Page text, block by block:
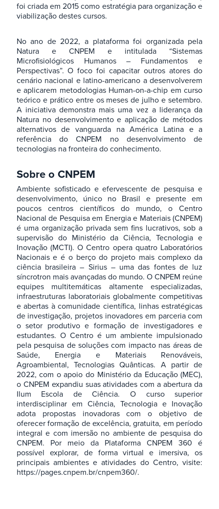
foi criada em 2015 como estratégia para organização e
viabilização destes cursos.
No ano de 2022, a plataforma foi organizada pela
Natura e CNPEM e intitulada “Sistemas
Microfisiológicos Humanos – Fundamentos e
Perspectivas”. O foco foi capacitar outros atores do
cenário nacional e latino-americano a desenvolverem
e aplicarem metodologias Human-on-a-chip em curso
teórico e prático entre os meses de julho e setembro.
A iniciativa demonstra mais uma vez a liderança da
Natura no desenvolvimento e aplicação de métodos
alternativos de vanguarda na América Latina e a
referência do CNPEM no desenvolvimento de
tecnologias na fronteira do conhecimento.
Sobre o CNPEM
Ambiente sofisticado e efervescente de pesquisa e
desenvolvimento, único no Brasil e presente em
poucos centros científicos do mundo, o Centro
Nacional de Pesquisa em Energia e Materiais (CNPEM)
é uma organização privada sem fins lucrativos, sob a
supervisão do Ministério da Ciência, Tecnologia e
Inovação (MCTI). O Centro opera quatro Laboratórios
Nacionais e é o berço do projeto mais complexo da
ciência brasileira – Sirius – uma das fontes de luz
síncrotron mais avançadas do mundo. O CNPEM reúne
equipes multitemáticas altamente especializadas,
infraestruturas laboratoriais globalmente competitivas
e abertas à comunidade científica, linhas estratégicas
de investigação, projetos inovadores em parceria com
o setor produtivo e formação de investigadores e
estudantes. O Centro é um ambiente impulsionado
pela pesquisa de soluções com impacto nas áreas de
Saúde, Energia e Materiais Renováveis,
Agroambiental, Tecnologias Quânticas. A partir de
2022, com o apoio do Ministério da Educação (MEC),
o CNPEM expandiu suas atividades com a abertura da
Ilum Escola de Ciência. O curso superior
interdisciplinar em Ciência, Tecnologia e Inovação
adota propostas inovadoras com o objetivo de
oferecer formação de excelência, gratuita, em período
integral e com imersão no ambiente de pesquisa do
CNPEM. Por meio da Plataforma CNPEM 360 é
possível explorar, de forma virtual e imersiva, os
principais ambientes e atividades do Centro, visite:
https://pages.cnpem.br/cnpem360/.